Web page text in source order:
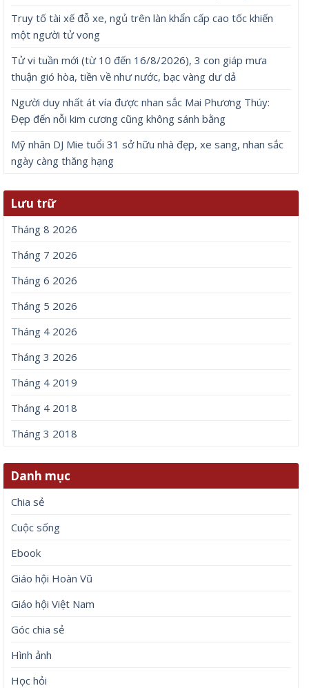
Truy tố tài xế đỗ xe, ngủ trên làn khẩn cấp cao tốc khiến
một người tử vong
Tử vi tuần mới (từ 10 đến 16/8/2026), 3 con giáp mưa
thuận gió hòa, tiền về như nước, bạc vàng dư dả
Người duy nhất át vía được nhan sắc Mai Phương Thúy:
Đẹp đến nỗi kim cương cũng không sánh bằng
Mỹ nhân DJ Mie tuổi 31 sở hữu nhà đẹp, xe sang, nhan sắc
ngày càng thăng hạng
Lưu trữ
Tháng 8 2026
Tháng 7 2026
Tháng 6 2026
Tháng 5 2026
Tháng 4 2026
Tháng 3 2026
Tháng 4 2019
Tháng 4 2018
Tháng 3 2018
Danh mục
Chia sẻ
Cuộc sống
Ebook
Giáo hội Hoàn Vũ
Giáo hội Việt Nam
Góc chia sẻ
Hình ảnh
Học hỏi